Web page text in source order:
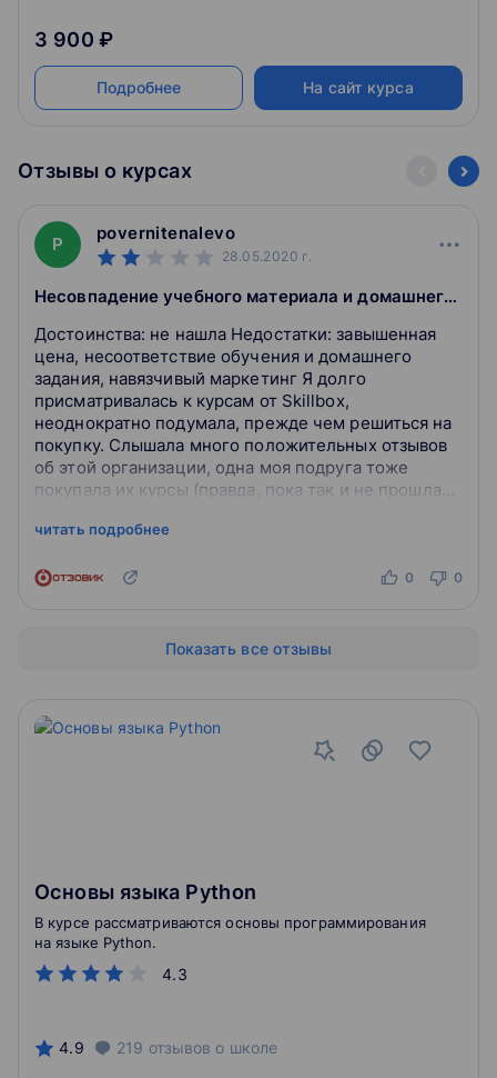
3 900 ₽
Подробнее На сайт курса
Отзывы о курсах
P
povernitenalevo
28.05.2020 г.
Несовпадение учебного материала и домашнего задания поражает
Достоинства: не нашла Недостатки: завышенная
цена, несоответствие обучения и домашнего
задания, навязчивый маркетинг Я долго
присматривалась к курсам от Skillbox,
неоднократно подумала, прежде чем решиться на
покупку. Слышала много положительных отзывов
об этой организации, одна моя подруга тоже
покупала их курсы (правда, пока так и не прошла
обещан...
читать подробнее
0 0
Показать все отзывы
Основы языка Python
4.3
В курсе рассматриваются основы программирования
на языке Python.
4.9 219 отзывов о школе